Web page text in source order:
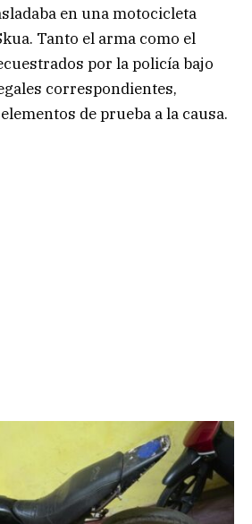
en una motocicleta
Tanto el arma como el
por la policía bajo
correspondientes,
de prueba a la causa.